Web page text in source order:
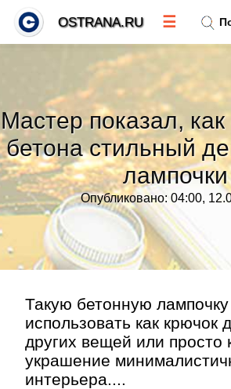
Мастер показал,
бетона стильный
лампочки
Опубликовано: 04:00,
Такую бетонную
использовать как крючок
других вещей или просто
украшение
интерьера....
OSTRANA.RU ☰
Тренды новостей»
Рубрики»
Правила
Контакт»